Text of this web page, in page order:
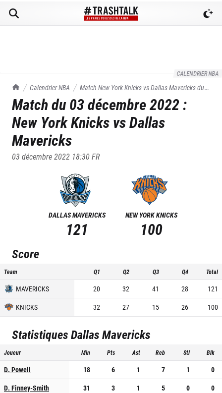
CALENDRIER NBA
TrashTalk Actu NBA
Calendrier NBA Match New York Knicks vsDallas Mavericksdu
03/12/2022
Match du 03 décembre 2022:
New York Knicks vsDallas
Mavericks
03 décembre 2022 18:30FR
DALLAS MAVERICKS
121
NEW YORK KNICKS
100
Score
Team Q1 Q2 Q3 Q4 Total
MAVERICKS 20 32 41 28
121
KNICKS
32 27 15 26 100
StatistiquesDallas Mavericks
Joueur Min Pts Ast Reb Stl Blk
D. Powell 18 6 1 7 1
0
D. Finney-Smith
31 3 1 5 0
0